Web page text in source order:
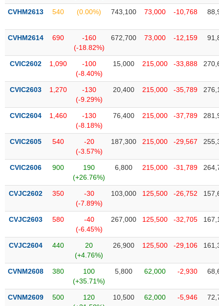
CVHM2613 540 (0.00%) 743,100 73,000 -10,768
CVHM2614 690
-160
(-18.82%)
672,700 73,000 -12,159
CVIC2602 1,090
-100
(-8.40%)
15,000 215,000 -33,888
CVIC2603 1,270
-130
(-9.29%)
20,400 215,000 -35,789
CVIC2604 1,460
-130
(-8.18%)
76,400 215,000 -37,789
CVIC2605 540
-20
(-3.57%)
187,300 215,000 -29,567
CVIC2606 900
190
(+26.76%)
6,800 215,000 -31,789
CVJC2602 350
-30
(-7.89%)
103,000 125,500 -26,752
CVJC2603 580
-40
(-6.45%)
267,000 125,500 -32,705
CVJC2604 440
20
(+4.76%)
26,900 125,500 -29,106
CVNM2608 380
100
(+35.71%)
5,800 62,000 -2,930
CVNM2609 500
120
10,500 62,000 -5,946
DỊCH
TRUYỀN
ÍCH
ĐỘNG
chứng
khoán
Tất cả Cổ phiếu Chỉ số Chứng chỉ quỹ Chứng
Lãnh
(-)